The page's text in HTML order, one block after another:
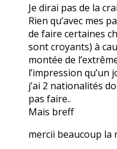
Je dirai pas de la
Rien qu’avec mes
de faire certaines
sont croyants) à
montée de
l’impression qu’un
j’ai 2 nationalités
pas faire..
Mais breff
mercii beaucoup la